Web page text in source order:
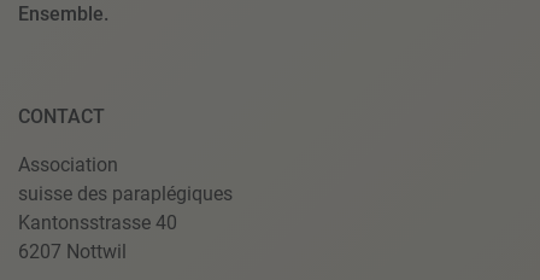
Ensemble.
CONTACT
Association
suisse des paraplégiques
Kantonsstrasse 40
6207 Nottwil